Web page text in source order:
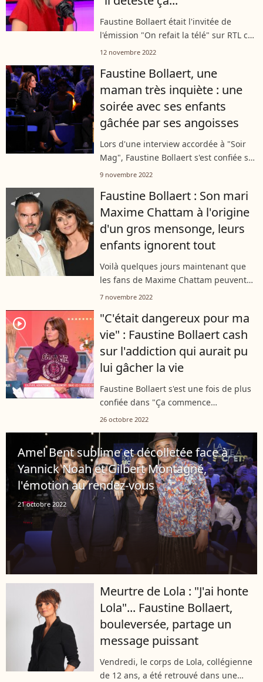
Faustine Bollaert était l'invitée de
l'émission "On refait la télé" sur RTL ce
samedi 12 novembre. L'animatrice de
d'habitude de son mari et écrivain...
12 novembre 2022
Faustine Bollaert, une
maman très inquiète : une
soirée avec ses enfants
gâchée par ses angoisses
Lors d'une interview accordée à "Soir
Mag", Faustine Bollaert s'est confiée sur
ses angoisses de maman causées par
aujourd'hui" et ses témoignages
parfois...
9 novembre 2022
Faustine Bollaert : Son mari
Maxime Chattam à l'origine
d'un gros mensonge, leurs
enfants ignorent tout
Voilà quelques jours maintenant que
les fans de Maxime Chattam peuvent
se replonger dans ses histoires
Constance du prédateur". À la fin du
livre,...
7 novembre 2022
player2
"C'était dangereux pour ma
vie" : Faustine Bollaert cash
sur l'addiction qui aurait pu
lui gâcher la vie
Faustine Bollaert s'est une fois de plus
confiée dans "Ça commence
aujourd'hui", face à ses invités. La
Télévisions a révélé comment une
addiction...
26 octobre 2022
Amel Bent sublime et décolletée face à
Yannick Noah et Gilbert Montagné,
l'émotion au rendez-vous
21 octobre 2022
Meurtre de Lola : "J'ai honte
Lola"... Faustine Bollaert,
bouleversée, partage un
message puissant
Vendredi, le corps de Lola, collégienne
de 12 ans, a été retrouvé dans une